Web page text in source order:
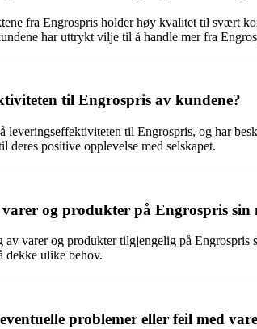
fra Engrospris holder høy kvalitet til svært
har uttrykt vilje til å handle mer fra
til Engrospris av kundene?
til Engrospris, og har
deres positive opplevelse med selskapet.
og produkter på Engrospris sin
av varer og produkter tilgjengelig på
dekke ulike behov.
problemer eller feil med